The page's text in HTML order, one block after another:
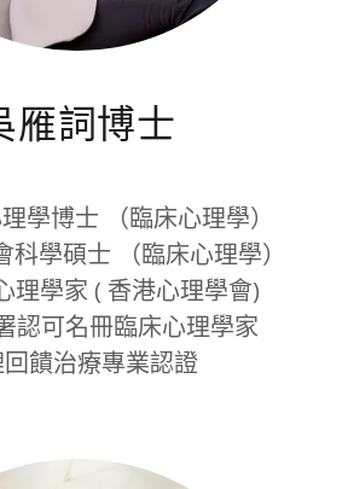
雁詞博士
學博士 （臨床心理學）
科學碩士 （臨床心理學）
理學家 ( 香港心理學會)
認可名冊臨床心理學家
饋治療專業認證